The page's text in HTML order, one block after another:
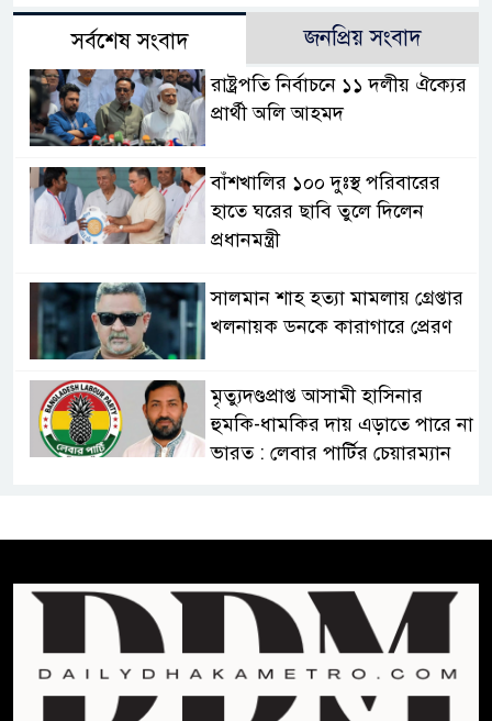
সর্বশেষ সংবাদ জনপ্রিয় সংবাদ
রাষ্ট্রপতি নির্বাচনে ১১ দলীয় ঐক্যের
প্রার্থী অলি আহমদ
বাঁশখালির ১০০ দুঃস্থ পরিবারের
হাতে ঘরের ছাবি তুলে দিলেন
প্রধানমন্ত্রী
সালমান শাহ হত্যা মামলায় গ্রেপ্তার
খলনায়ক ডনকে কারাগারে প্রেরণ
মৃত্যুদণ্ডপ্রাপ্ত আসামী হাসিনার
হুমকি-ধামকির দায় এড়াতে পারে না
ভারত : লেবার পার্টির চেয়ারম্যান
রাজসাক্ষী রিজভীর বক্তব্যে ক্ষুব্ধ
হাওর ও জলাভূমিতে মা মাছ
সংরক্ষিত রাখার পরিকল্পনা নিচ্ছে
সরকার